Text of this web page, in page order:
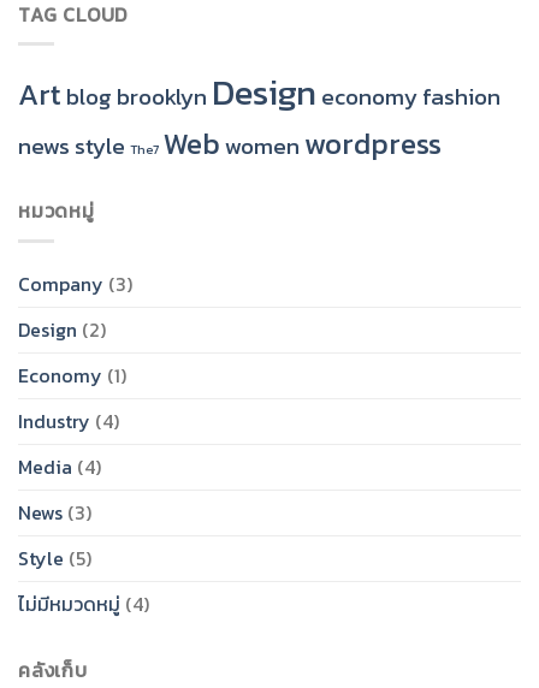
TAG CLOUD
Art blog brooklyn Design economyfashion
news style The7 Webwomen wordpress
หมวดหมู่
Company (3)
Design (2)
Economy (1)
Industry (4)
Media (4)
News (3)
Style (5)
ไม่มีหมวดหมู่ (4)
คลังเก็บ